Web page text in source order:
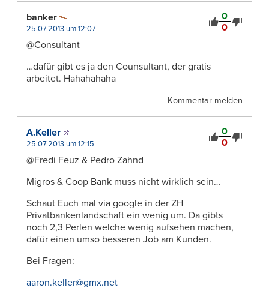
0
0
banker
25.07.2013 um 12:07
@Consultant
…dafür gibt es ja den Counsultant, der gratis
arbeitet. Hahahahaha
Kommentar melden
0
0
A.Keller
25.07.2013 um 12:15
@Fredi Feuz & Pedro Zahnd
Migros & Coop Bank muss nicht wirklich sein…
Schaut Euch mal via google in der ZH
Privatbankenlandschaft ein wenig um. Da gibts
noch 2,3 Perlen welche wenig aufsehen machen,
dafür einen umso besseren Job am Kunden.
Bei Fragen:
aaron.keller@gmx.net